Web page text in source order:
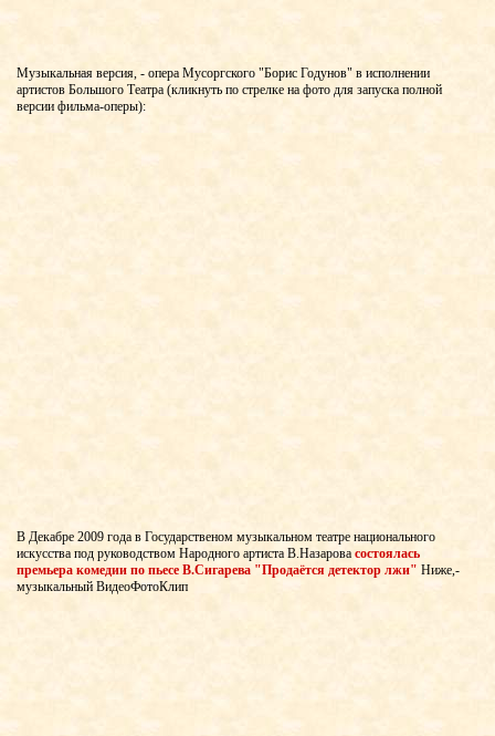
Музыкальная версия, - опера Мусоргского "Борис Годунов" в исполнении
артистов Большого Театра (кликнуть по стрелке на фото для запуска полной
версии фильма-оперы):
В Декабре 2009 года в Государственом музыкальном театре национального
искусства под руководством Народного артиста В.Назарова состоялась
премьера комедии по пьесе В.Сигарева "Продаётся детектор лжи" Ниже,-
музыкальный ВидеоФотоКлип